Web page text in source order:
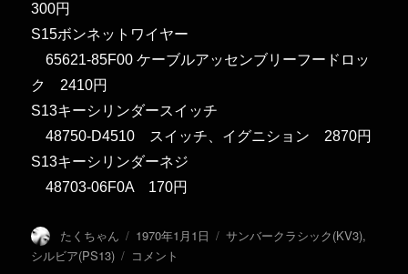
300円
S15ボンネットワイヤー
65621-85F00 ケーブルアッセンブリーフードロッ
ク 2410円
S13キーシリンダースイッチ
48750-D4510 スイッチ、イグニション 2870円
S13キーシリンダーネジ
48703-06F0A 170円
投
稿
たくちゃん
投
稿
1970年1月1日
カ
サンバークラシック(KV3),
シルビア(PS13)
シ
コメント